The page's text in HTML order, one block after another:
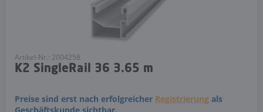
Artikel-Nr.: 2004258
K2 SingleRail 36 3.65 m
Preise sind erst nach erfolgreicher Registrierung als